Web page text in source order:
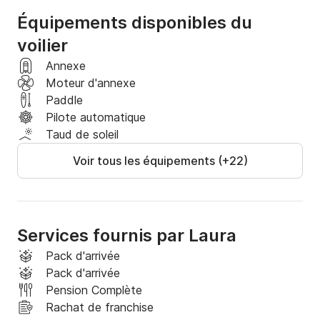
Équipements disponibles du
voilier
Annexe
Moteur d'annexe
Paddle
Pilote automatique
Taud de soleil
Voir tous les équipements (+22)
Services fournis par Laura
Pack d'arrivée
Pack d'arrivée
Pension Complète
Rachat de franchise